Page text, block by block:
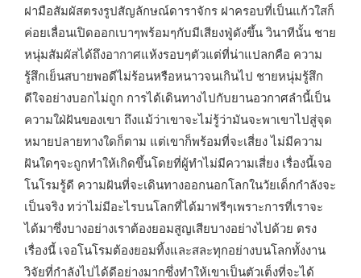
ฝามือสัมผัสตรงรูปสัญลักษณ์ดาราจักร ฝาครอบที่เป็นแก้วใสก็
ค่อยเลื่อนเปิดออกเบาๆพร้อมๆกับมีเสียงฟู่ดังขึ้น วินาทีนั้น ชาย
หนุ่มสัมผัสได้ถึงอากาศแห้งรอบๆตัวแต่ที่น่าแปลกคือ ความ
รู้สึกเย็นสบายพอดีไม่ร้อนหรือหนาวจนเกินไป ชายหนุ่มรู้สึก
ดีใจอย่างบอกไม่ถูก การได้เดินทางไปกับยานอวกาศลำนี้เป็น
ความใฝ่ฝันของเขา ถึงแม้ว่าเขาจะไม่รู้ว่ามันจะพาเขาไปสู่จุด
หมายปลายทางใดก็ตาม แต่เขาก็พร้อมที่จะเสี่ยง ไม่มีความ
ฝันใดๆจะถูกทำให้เกิดขึ้นโดยที่ผู้ทำไม่มีความเสี่ยง เรื่องนี้เจอ
โนโรมรู้ดี ความฝันที่จะเดินทางออกนอกโลกในวัยเด็กกำลังจะ
เป็นจริง ทว่าไม่มีอะไรบนโลกที่ได้มาฟรีๆเพราะการที่เราจะ
ได้มาซึ่งบางอย่างเราต้องยอมสูญเสียบางอย่างไปด้วย ตรง
เรื่องนี้ เจอโนโรมต้องยอมทิ้งและสละทุกอย่างบนโลกทั้งงาน
วิจัยที่กำลังไปได้ดีอย่างมากซึ่งทำให้เขาเป็นตัวเต็งที่จะได้